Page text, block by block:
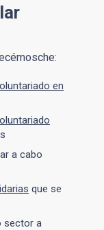
en
a cabo
que se
sector a